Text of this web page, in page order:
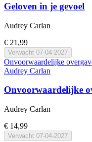
Geloven in je gevoel
Audrey Carlan
€ 21,99
Verwacht 07-04-2027
Onvoorwaardelijke
Audrey Carlan
Onvoorwaardelijke
Audrey Carlan
€ 14,99
Verwacht 07-04-2027